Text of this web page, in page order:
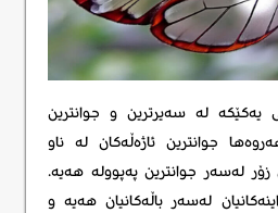
یەکێکە لە سەیرترین و جوانترین
جوانترین ئاژەڵەکان له ناو
زۆر لەسەر جوانترین پەپوولە هەیە.
لەسەر باڵەکانیان هەیە و